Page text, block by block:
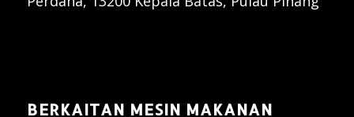
BERKAITAN MESIN MAKANAN